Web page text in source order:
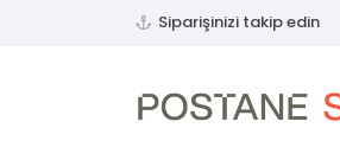
Siparişinizi takip edin